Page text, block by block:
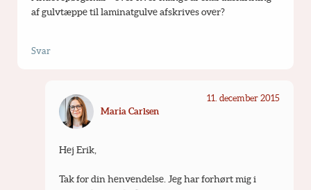
af gulvtæppe til laminatgulve afskrives over?
Svar
Maria Carlsen
11. december 2015
Hej Erik,
Tak for din henvendelse. Jeg har forhørt mig i